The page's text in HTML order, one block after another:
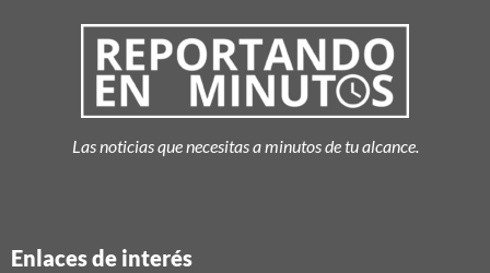
Las noticias que necesitas a minutos de tu alcance.
Enlaces de interés